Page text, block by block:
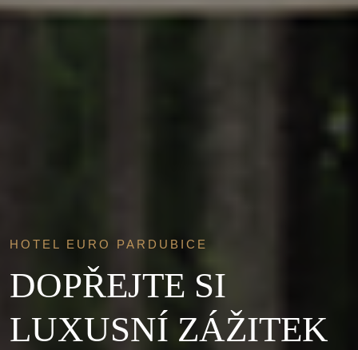
HOTEL EURO PARDUBICE
DOPŘEJTE SI
LUXUSNÍ ZÁŽITEK